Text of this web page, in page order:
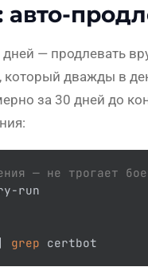
— продлевать
дважды в
за 30 дней до
— не трогает
run
grep certbot